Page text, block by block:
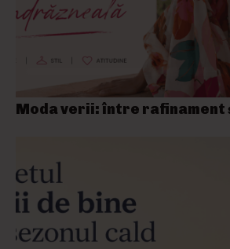
Moda verii: între rafinament